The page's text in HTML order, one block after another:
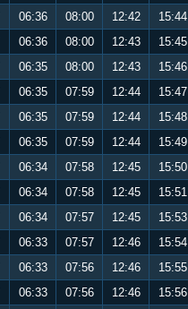
06:36 08:00 12:42 15:44
06:36 08:00 12:43 15:45
06:35 08:00 12:43 15:46
06:35 07:59 12:44 15:47
06:35 07:59 12:44 15:48
06:35 07:59 12:44 15:49
06:34 07:58 12:45 15:50
06:34 07:58 12:45 15:51
06:34 07:57 12:45 15:53
06:33 07:57 12:46 15:54
06:33 07:56 12:46 15:55
06:33 07:56 12:46 15:56